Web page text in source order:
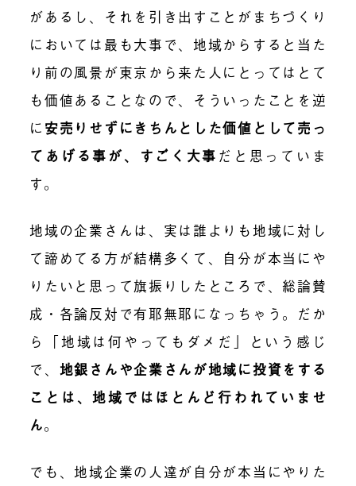
があるし、それを引き出すことがまちづくり
においては最も大事で、地域からすると当た
り前の風景が東京から来た人にとってはとて
も価値あることなので、そういったことを逆
に 安売りせずにきちんとした価値として売っ
てあげる事が、すごく大事 だと思っていま
す。
地域の企業さんは、実は誰よりも地域に対し
て諦めてる方が結構多くて、自分が本当にや
りたいと思って旗振りしたところで、総論賛
成・各論反対で有耶無耶になっちゃう。だか
ら「地域は何やってもダメだ」という感じ
で、 地銀さんや企業さんが地域に投資をする
ことは、地域ではほとんど行われていませ
ん。
でも、地域企業の人達が自分が本当にやりた